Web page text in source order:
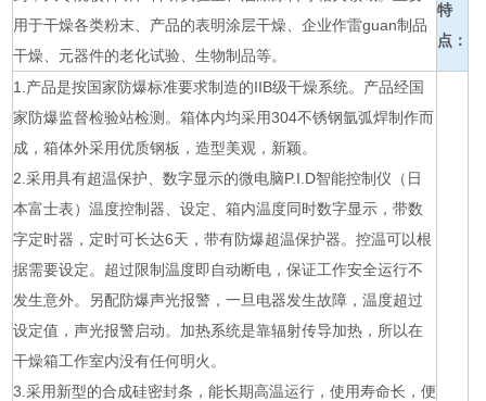
用于干燥各类粉末、产品的表明涂层干燥、企业作雷guan制品
干燥、元器件的老化试验、生物制品等。
特
点：
1.产品是按国家防爆标准要求制造的IIB级干燥系统。产品经国
家防爆监督检验站检测。箱体内均采用304不锈钢氩弧焊制作而
成，箱体外采用优质钢板，造型美观，新颖。
2.采用具有超温保护、数字显示的微电脑P.I.D智能控制仪（日
本富士表）温度控制器、设定、箱内温度同时数字显示，带数
字定时器，定时可长达6天，带有防爆超温保护器。控温可以根
据需要设定。超过限制温度即自动断电，保证工作安全运行不
发生意外。另配防爆声光报警，一旦电器发生故障，温度超过
设定值，声光报警启动。加热系统是靠辐射传导加热，所以在
干燥箱工作室内没有任何明火。
3.采用新型的合成硅密封条，能长期高温运行，使用寿命长，便